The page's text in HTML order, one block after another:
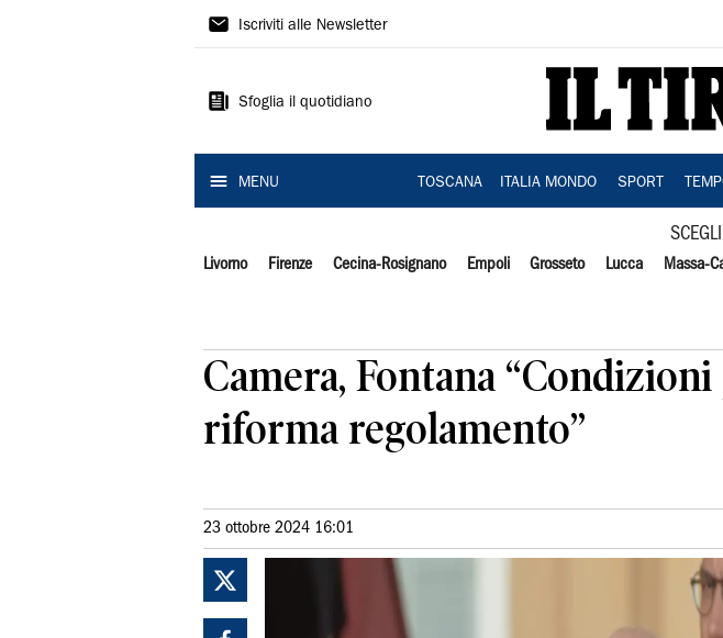
Il
Iscriviti alle Newsletter
Sfoglia il quotidiano
MENU TOSCANA ITALIA MONDO SPORT
Livorno Firenze Cecina-Rosignano Empoli Grosseto Lucca Massa-
Camera, Fontana
riforma regolamento”
23 ottobre 2024 16:01